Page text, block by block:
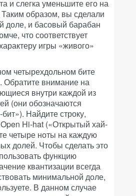
и слегка уменьшите его на
образом, вы сделали
доле, и басовый барабан
что соответствует
игры «живого»
четырехдольном бите
Обратите внимание на
внутри каждой из
(они обозначаются
Найдите строку,
Hi-hat («Открытый хай-
четыре ноты на каждую
долей. Чтобы сделать это
функцию
квантизации всегда
минимальной доле,
В данном случае